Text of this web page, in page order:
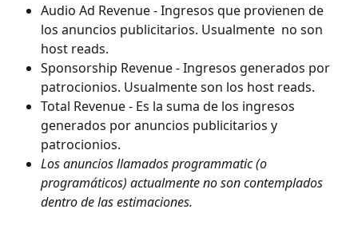
Audio Ad Revenue - Ingresos que provienen de
los anuncios publicitarios. Usualmente  no son
host reads.
Sponsorship Revenue - Ingresos generados por
patrocionios. Usualmente son los host reads.
Total Revenue - Es la suma de los ingresos
generados por anuncios publicitarios y
patrocionios.
Los anuncios llamados programmatic (o
programáticos) actualmente no son contemplados
dentro de las estimaciones.